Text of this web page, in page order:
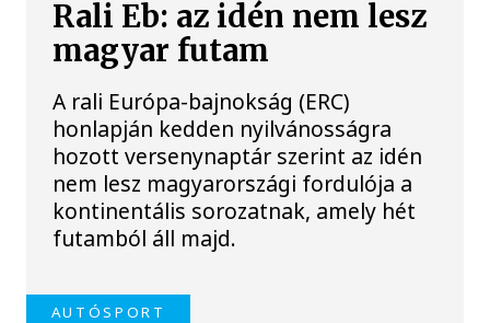
Rali Eb: az idén nem lesz
magyar futam
A rali Európa-bajnokság (ERC)
honlapján kedden nyilvánosságra
hozott versenynaptár szerint az idén
nem lesz magyarországi fordulója a
kontinentális sorozatnak, amely hét
futamból áll majd.
AUTÓSPORT